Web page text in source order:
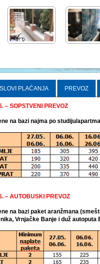
PLAĆANJA PREVOZ
– SOPSTVENI PREVOZ
na bazi najma po studiju/
– AUTOBUSKI PREVOZ
na bazi paket aranžmana
Vrnjačke Banje i duž autoputa